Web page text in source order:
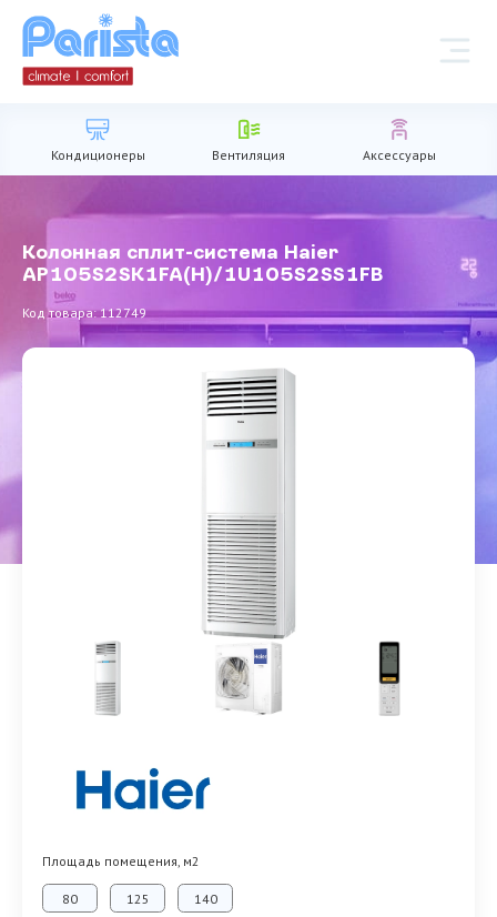
Кондиционеры Вентиляция Аксессуары
Колонная сплит-система Haier
AP105S2SK1FA(H)/1U105S2SS1FB
Код товара: 112749
Площадь помещения, м2
80 125 140